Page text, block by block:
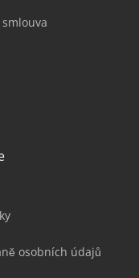
osobních údajů